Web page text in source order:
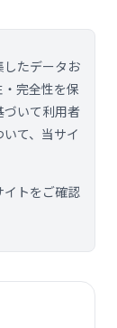
たデータお
完全性を保
づいて利用者
て、当サイ
トをご確認